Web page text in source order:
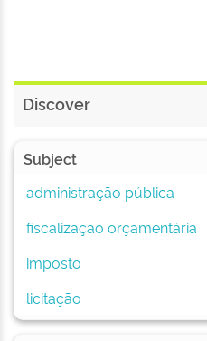
Discover
Subject
administração pública
fiscalização orçamentária
imposto
licitação